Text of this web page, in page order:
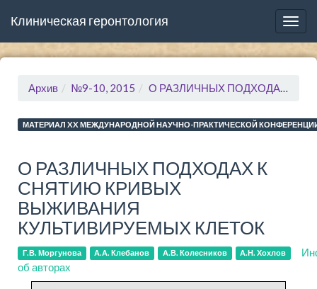
Клиническая геронтология
Архив №9-10, 2015 О РАЗЛИЧНЫХ ПОДХОДАХ К СНЯТИЮ КРИВЫХ ВЫЖИВАНИЯ КУЛЬТИВИРУЕМЫХ КЛЕТОК
МАТЕРИАЛ XX МЕЖДУНАРОДНОЙ НАУЧНО-ПРАКТИЧЕСКОЙ
О РАЗЛИЧНЫХ ПОДХОДАХ К
СНЯТИЮ КРИВЫХ
ВЫЖИВАНИЯ
КУЛЬТИВИРУЕМЫХ КЛЕТОК
Г.В. Моргунова А.А. Клебанов А.В. Колесников А.Н. Хохлов
об авторах